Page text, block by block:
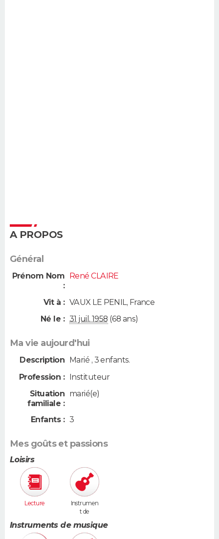
A PROPOS
Général
Prénom Nom
:
René CLAIRE
Vit à : VAUX LE PENIL , France
Né le : 31 juil. 1958 (68 ans)
Ma vie aujourd'hui
Description
Marié , 3 enfants.
Profession : Instituteur
Situation
familiale :
marié(e)
Enfants : 3
Mes goûts et passions
Loisirs
Lecture
Instrumen
t de
musique
Instruments de musique